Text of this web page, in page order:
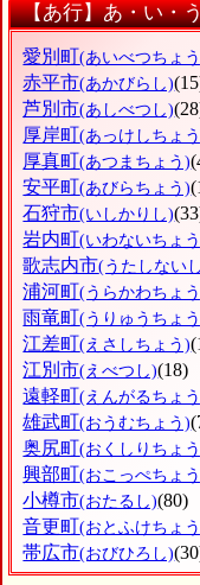
【あ行】あ・い・
愛別町(あいべつちょ
赤平市(あかびらし)
芦別市(あしべつし)
厚岸町(あっけしちょ
厚真町(あつまちょう)
安平町(あびらちょう)
石狩市(いしかりし)
岩内町(いわないちょ
歌志内市(うたしない
浦河町(うらかわちょ
雨竜町(うりゅうちょ
江差町(えさしちょう)
江別市(えべつし)
遠軽町(えんがるちょ
雄武町(おうむちょう)
奥尻町(おくしりちょ
興部町(おこっぺちょ
小樽市(おたるし)
音更町(おとふけちょ
帯広市(おびひろし)